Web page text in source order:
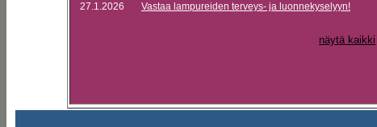
27.1.2026 Vastaa lampureiden terveys- ja luonnekyselyyn!
näytä kaikki